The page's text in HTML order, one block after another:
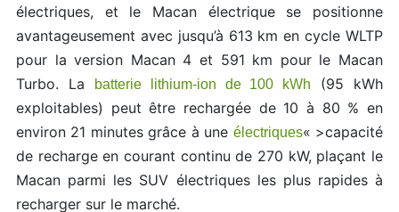
électriques, et le Macan électrique se positionne
avantageusement avec jusqu’à 613 km en cycle WLTP
pour la version Macan 4 et 591 km pour le Macan
Turbo. La
batterie lithium-ion de 100 kWh
(95 kWh
exploitables) peut être rechargée de 10 à 80 % en
environ 21 minutes grâce à une électriques« >capacité
de recharge en courant continu de 270 kW, plaçant le
Macan parmi les SUV électriques les plus rapides à
recharger sur le marché.